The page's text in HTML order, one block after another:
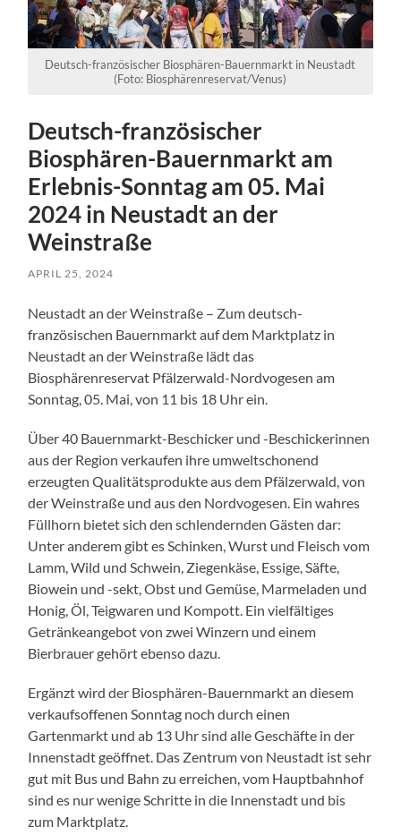
Deutsch-französischer Biosphären-Bauernmarkt in Neustadt
(Foto: Biosphärenreservat/Venus)
Deutsch-französischer
Biosphären-Bauernmarkt am
Erlebnis-Sonntag am 05. Mai
2024 in Neustadt an der
Weinstraße
APRIL 25, 2024
Neustadt an der Weinstraße – Zum deutsch-
französischen Bauernmarkt auf dem Marktplatz in
Neustadt an der Weinstraße lädt das
Biosphärenreservat Pfälzerwald-Nordvogesen am
Sonntag, 05. Mai, von 11 bis 18 Uhr ein.
Über 40 Bauernmarkt-Beschicker und -Beschickerinnen
aus der Region verkaufen ihre umweltschonend
erzeugten Qualitätsprodukte aus dem Pfälzerwald, von
der Weinstraße und aus den Nordvogesen. Ein wahres
Füllhorn bietet sich den schlendernden Gästen dar:
Unter anderem gibt es Schinken, Wurst und Fleisch vom
Lamm, Wild und Schwein, Ziegenkäse, Essige, Säfte,
Biowein und -sekt, Obst und Gemüse, Marmeladen und
Honig, Öl, Teigwaren und Kompott. Ein vielfältiges
Getränkeangebot von zwei Winzern und einem
Bierbrauer gehört ebenso dazu.
Ergänzt wird der Biosphären-Bauernmarkt an diesem
verkaufsoffenen Sonntag noch durch einen
Gartenmarkt und ab 13 Uhr sind alle Geschäfte in der
Innenstadt geöffnet. Das Zentrum von Neustadt ist sehr
gut mit Bus und Bahn zu erreichen, vom Hauptbahnhof
sind es nur wenige Schritte in die Innenstadt und bis
zum Marktplatz.